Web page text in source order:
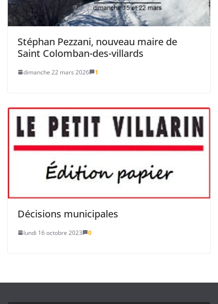
Stéphan Pezzani, nouveau maire de
Saint Colomban-des-villards
dimanche 22 mars 2026 1
Décisions municipales
lundi 16 octobre 2023 0